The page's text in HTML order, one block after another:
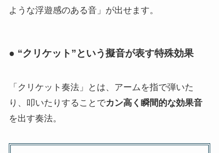
ような浮遊感のある音」が出せます。
● “クリケット”という擬音が表す特殊効果
「クリケット奏法」とは、アームを指で弾いた
り、叩いたりすることでカン高く瞬間的な効果音
を出す奏法。